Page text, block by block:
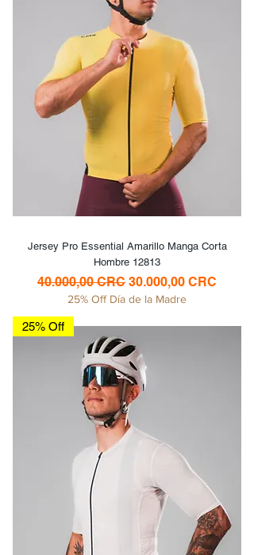
Jersey Pro Essential Amarillo Manga Corta
Hombre 12813
Precio
40.000,00 CRC Precio de oferta
30.000,00 CRC
25% Off Día de la Madre
25% Off